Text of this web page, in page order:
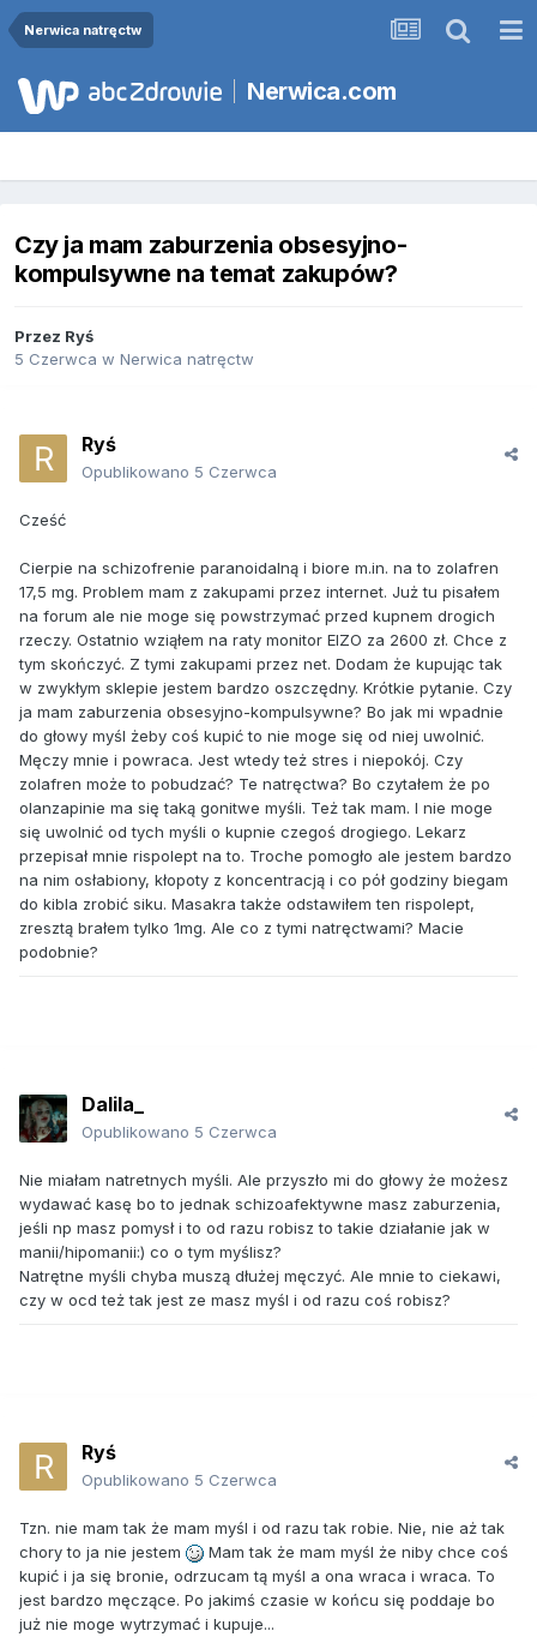
Nerwica natręctw
Nerwica.com
Czy ja mam zaburzenia obsesyjno-
kompulsywne na temat zakupów?
Przez Ryś
5 Czerwca w Nerwica natręctw
Ryś
Opublikowano 5 Czerwca
Cześć
Cierpie na schizofrenie paranoidalną i biore m.in. na to zolafren
17,5 mg. Problem mam z zakupami przez internet. Już tu pisałem
na forum ale nie moge się powstrzymać przed kupnem drogich
rzeczy. Ostatnio wziąłem na raty monitor EIZO za 2600 zł. Chce z
tym skończyć. Z tymi zakupami przez net. Dodam że kupując tak
w zwykłym sklepie jestem bardzo oszczędny. Krótkie pytanie. Czy
ja mam zaburzenia obsesyjno-kompulsywne? Bo jak mi wpadnie
do głowy myśl żeby coś kupić to nie moge się od niej uwolnić.
Męczy mnie i powraca. Jest wtedy też stres i niepokój. Czy
zolafren może to pobudzać? Te natręctwa? Bo czytałem że po
olanzapinie ma się taką gonitwe myśli. Też tak mam. I nie moge
się uwolnić od tych myśli o kupnie czegoś drogiego. Lekarz
przepisał mnie rispolept na to. Troche pomogło ale jestem bardzo
na nim osłabiony, kłopoty z koncentracją i co pół godziny biegam
do kibla zrobić siku. Masakra także odstawiłem ten rispolept,
zresztą brałem tylko 1mg. Ale co z tymi natręctwami? Macie
podobnie?
Dalila_
Opublikowano 5 Czerwca
Nie miałam natretnych myśli. Ale przyszło mi do głowy że możesz
wydawać kasę bo to jednak schizoafektywne masz zaburzenia,
jeśli np masz pomysł i to od razu robisz to takie działanie jak w
manii/hipomanii:) co o tym myślisz?
Natrętne myśli chyba muszą dłużej męczyć. Ale mnie to ciekawi,
czy w ocd też tak jest ze masz myśl i od razu coś robisz?
Ryś
Opublikowano 5 Czerwca
Tzn. nie mam tak że mam myśl i od razu tak robie. Nie, nie aż tak
chory to ja nie jestem
Mam tak że mam myśl że niby chce coś
kupić i ja się bronie, odrzucam tą myśl a ona wraca i wraca. To
jest bardzo męczące. Po jakimś czasie w końcu się poddaje bo
już nie moge wytrzymać i kupuje...